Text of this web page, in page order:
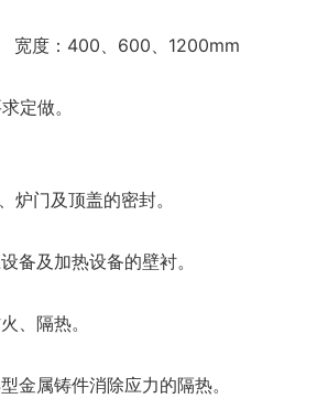
度：400、600、1200mm
定做。
炉门及顶盖的密封。
备及加热设备的壁衬。
、隔热。
金属铸件消除应力的隔热。